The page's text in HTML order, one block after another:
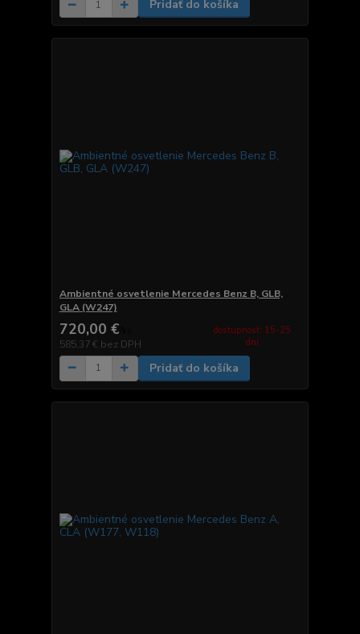
Pridať do košíka
Ambientné osvetlenie Mercedes Benz B, GLB,
GLA (W247)
720,00 €
585,37 € bez DPH
dostupnosť: 15-25
dní
Pridať do košíka